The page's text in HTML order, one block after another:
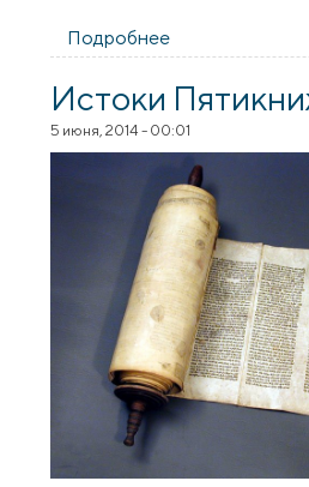
Подробнее
протоиерей
Истоки
5 июня, 2014 - 00:01